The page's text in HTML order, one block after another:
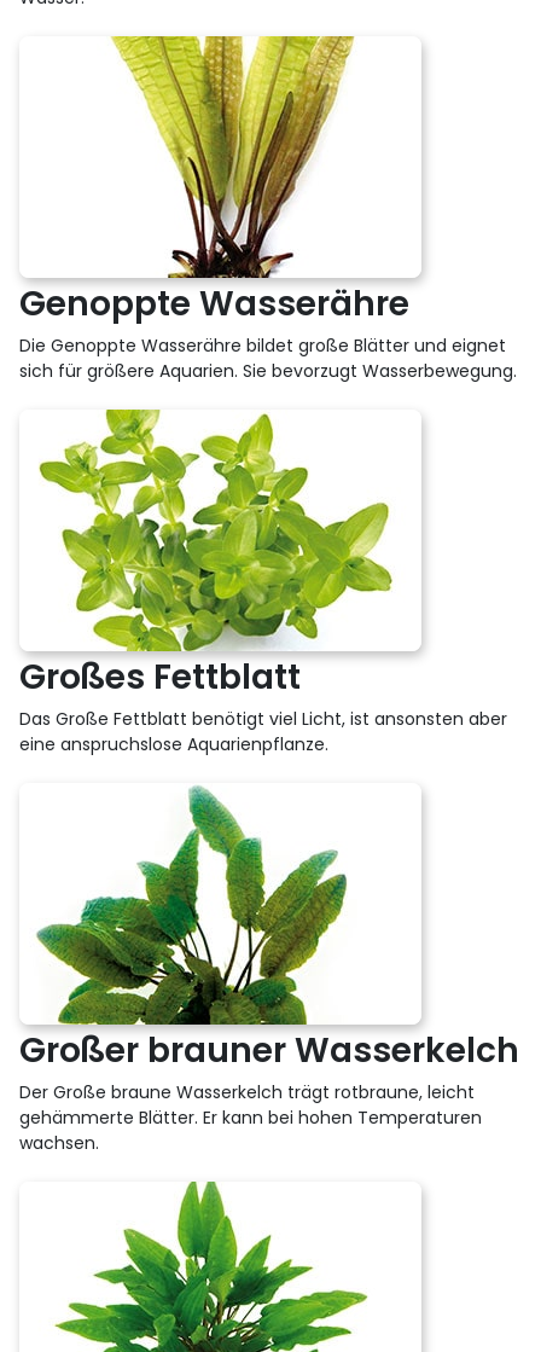
Genoppte Wasserähre
Die Genoppte Wasserähre bildet große Blätter und eignet
sich für größere Aquarien. Sie bevorzugt Wasserbewegung.
Großes Fettblatt
Das Große Fettblatt benötigt viel Licht, ist ansonsten aber
eine anspruchslose Aquarienpflanze.
Großer brauner Wasserkelch
Der Große braune Wasserkelch trägt rotbraune, leicht
gehämmerte Blätter. Er kann bei hohen Temperaturen
wachsen.